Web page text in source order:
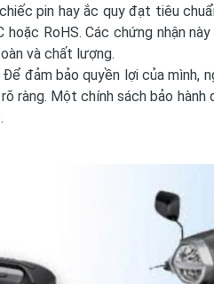
pin hay ắc quy đạt tiêu
hoặc RoHS. Các chứng nhận
và chất lượng.
đảm bảo quyền lợi của mình,
ràng. Một chính sách bảo